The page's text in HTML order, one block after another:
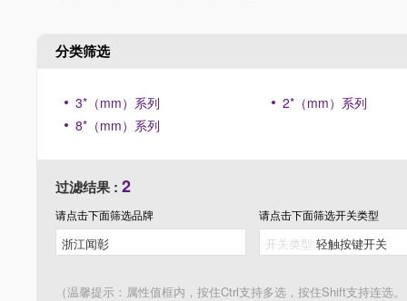
分类筛选
3*（mm）系列
2*（mm）系列
8*（mm）系列
过滤结果 : 2
请点击下面筛选品牌 请点击下面筛选开关类型
（温馨提示：属性值框内，按住Ctrl支持多选，按住Shift支持连选